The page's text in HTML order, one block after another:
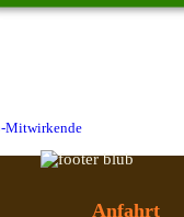
Mitwirkende
Anfahrt